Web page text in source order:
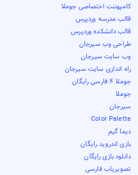
کامپوننت اختصاصی جوملا
قالب مدرسه وردپرس
قالب دانشکده وردپرس
طراحی وب سیرجان
وب سایت سیرجان
راه اندازی سایت سیرجان
جوملا 4 فارسی رایگان
جوملا
سیرجان
Color Palette
دیما گیم
بازی اندروید رایگان
دانلود بازی رایگان
تصویریاب فارسی